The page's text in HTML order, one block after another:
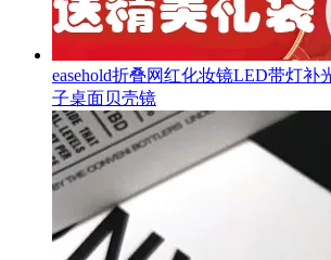
easehold折叠网红化妆镜LED带灯补
子桌面贝壳镜